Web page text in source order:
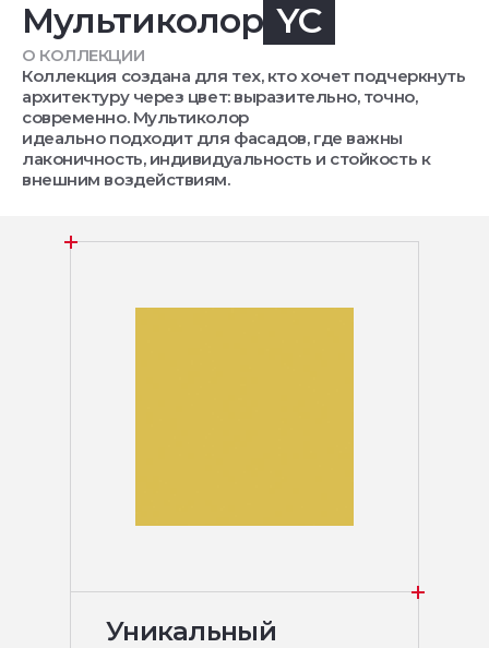
Мультиколор YC
О КОЛЛЕКЦИИ
Коллекция создана для тех, кто хочет подчеркнуть
архитектуру через цвет: выразительно, точно,
современно. Мультиколор
идеально подходит для фасадов, где важны
лаконичность, индивидуальность и стойкость к
внешним воздействиям.
Уникальный